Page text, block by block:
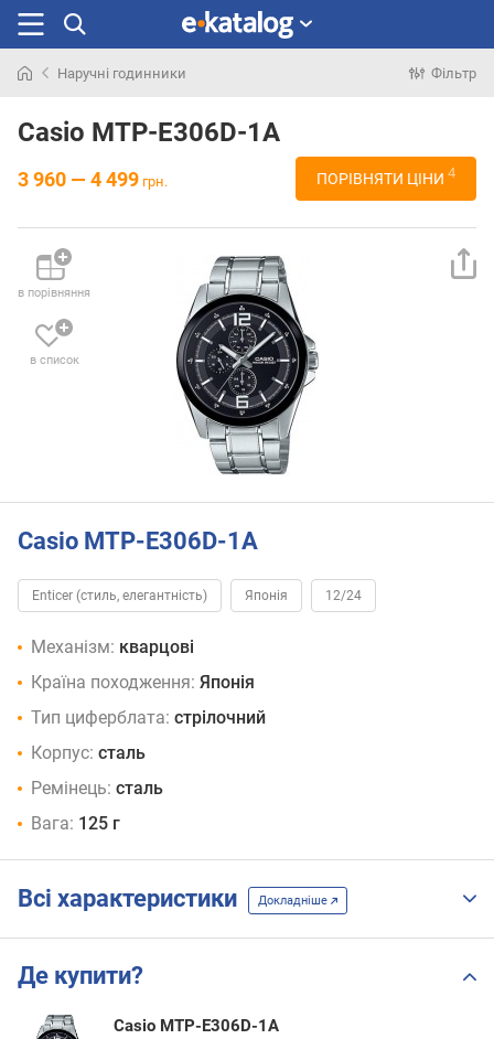
раніше
Наручні годинники Фільтр
Casio MTP-E306D-1A
3 960 — 4 499 грн. ПОРІВНЯТИ ЦІНИ 4
в порівняння
в список
Casio MTP-E306D-1A
Enticer (стиль, елегантність) Японія 12/24
Механізм: кварцові
Країна походження: Японія
Тип циферблата: стрілочний
Корпус: сталь
Ремінець: сталь
Вага: 125 г
Всі характеристики Докладніше
Де купити?
Casio MTP-E306D-1A